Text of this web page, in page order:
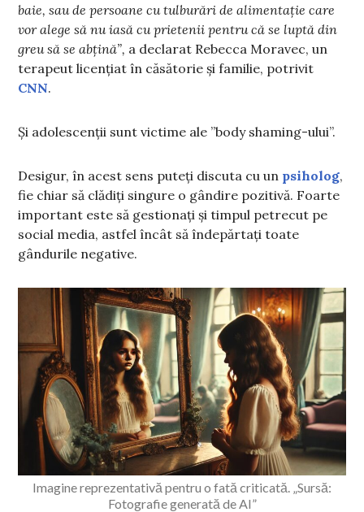
baie, sau de persoane cu tulburări de alimentație care
vor alege să nu iasă cu prietenii pentru că se luptă din
greu să se abțină”, a declarat Rebecca Moravec, un
terapeut licențiat în căsătorie și familie, potrivit
CNN.
Și adolescenții sunt victime ale ”body shaming-ului”.
Desigur, în acest sens puteți discuta cu un psiholog,
fie chiar să clădiți singure o gândire pozitivă. Foarte
important este să gestionați și timpul petrecut pe
social media, astfel încât să îndepărtați toate
gândurile negative.
Imagine reprezentativă pentru o fată criticată. „Sursă:
Fotografie generată de AI”